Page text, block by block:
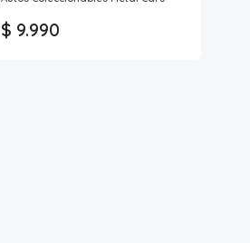
$ 9.990